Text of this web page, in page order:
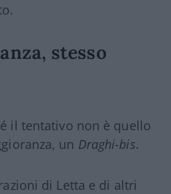
stesso
il tentativo non è quello
un Draghi-bis.
di Letta e di altri